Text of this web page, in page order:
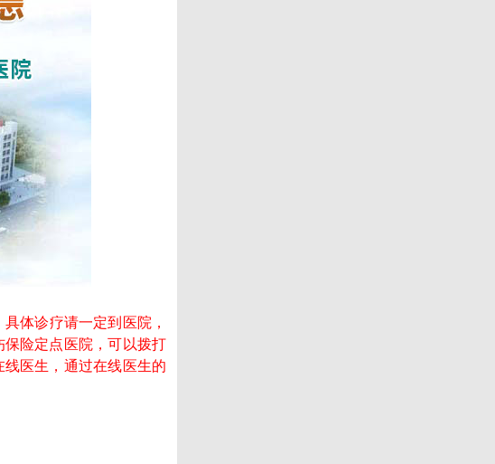
体诊疗请一定到医院，
险定点医院，可以拨打
医生，通过在线医生的